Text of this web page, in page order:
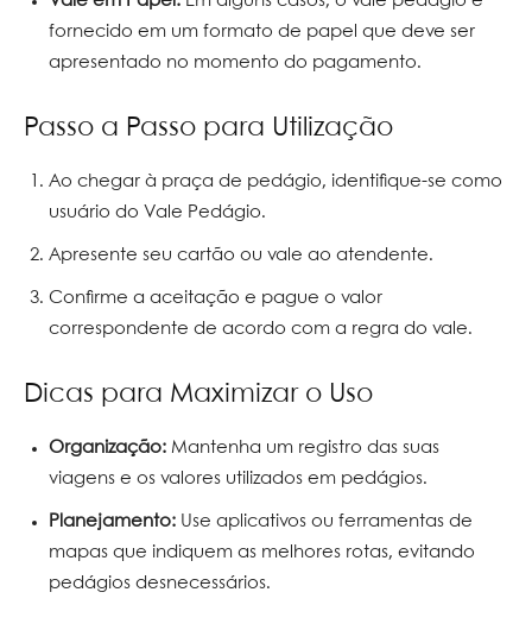
fornecido em um formato de papel que deve ser
apresentado no momento do pagamento.
Passo a Passo para Utilização
Ao chegar à praça de pedágio, identifique-se como
usuário do Vale Pedágio.
Apresente seu cartão ou vale ao atendente.
Confirme a aceitação e pague o valor
correspondente de acordo com a regra do vale.
Dicas para Maximizar o Uso
Organização: Mantenha um registro das suas
viagens e os valores utilizados em pedágios.
Planejamento: Use aplicativos ou ferramentas de
mapas que indiquem as melhores rotas, evitando
pedágios desnecessários.